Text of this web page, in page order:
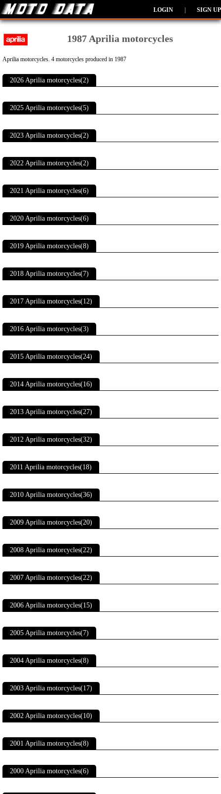
LOGIN SIGN UP
1987 Aprilia motorcycles
Aprilia motorcycles. 4 motorcycles produced in 1987
2026 Aprilia motorcycles(2)
2025 Aprilia motorcycles(5)
2023 Aprilia motorcycles(2)
2022 Aprilia motorcycles(2)
2021 Aprilia motorcycles(6)
2020 Aprilia motorcycles(6)
2019 Aprilia motorcycles(8)
2018 Aprilia motorcycles(7)
2017 Aprilia motorcycles(12)
2016 Aprilia motorcycles(3)
2015 Aprilia motorcycles(24)
2014 Aprilia motorcycles(16)
2013 Aprilia motorcycles(27)
2012 Aprilia motorcycles(32)
2011 Aprilia motorcycles(18)
2010 Aprilia motorcycles(36)
2009 Aprilia motorcycles(20)
2008 Aprilia motorcycles(22)
2007 Aprilia motorcycles(22)
2006 Aprilia motorcycles(15)
2005 Aprilia motorcycles(7)
2004 Aprilia motorcycles(8)
2003 Aprilia motorcycles(17)
2002 Aprilia motorcycles(10)
2001 Aprilia motorcycles(8)
2000 Aprilia motorcycles(6)